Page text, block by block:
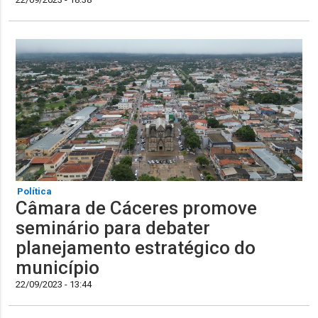
Política
Câmara de Cáceres promove
seminário para debater
planejamento estratégico do
município
22/09/2023 - 13:44